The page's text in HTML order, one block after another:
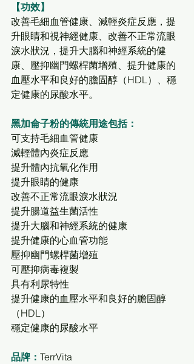
【功效】
改善毛細血管健康、減輕炎症反應，提
升眼睛和視神經健康、改善不正常流眼
淚水狀況，提升大腦和神經系統的健
康、壓抑幽門螺桿菌增殖、提升健康的
血壓水平和良好的膽固醇（HDL）、穩
定健康的尿酸水平。
黑加侖子粉的傳統用途包括：
可支持毛細血管健康
減輕體內炎症反應
提升體內抗氧化作用
提升眼睛的健康
改善不正常流眼淚水狀況
提升腸道益生菌活性
提升大腦和神經系統的健康
提升健康的心血管功能
壓抑幽門螺桿菌增殖
可壓抑病毒複製
具有利尿特性
提升健康的血壓水平和良好的膽固醇
（HDL）
穩定健康的尿酸水平
品牌： TerrVita